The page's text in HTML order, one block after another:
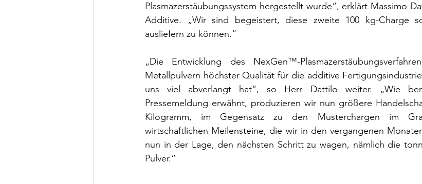
Plasmazerstäubungssystem hergestellt wurde“, erklärt Massimo
Additive. „Wir sind begeistert, diese zweite 100 kg-Charge
ausliefern zu können.“
„Die Entwicklung des NexGen™-
Metallpulvern höchster Qualität für die additive
uns viel abverlangt hat“, so Herr Dattilo weiter. „Wie
Pressemeldung erwähnt, produzieren wir nun größere
Kilogramm, im Gegensatz zu den Musterchargen im
wirtschaftlichen Meilensteine, die wir in den vergangenen
nun in der Lage, den nächsten Schritt zu wagen, nämlich die
Pulver.“